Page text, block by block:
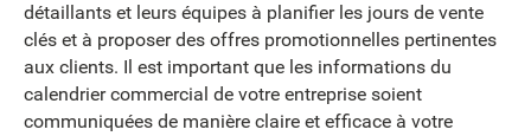
détaillants et leurs équipes à planifier les jours de vente
clés et à proposer des offres promotionnelles pertinentes
aux clients. Il est important que les informations du
calendrier commercial de votre entreprise soient
communiquées de manière claire et efficace à votre